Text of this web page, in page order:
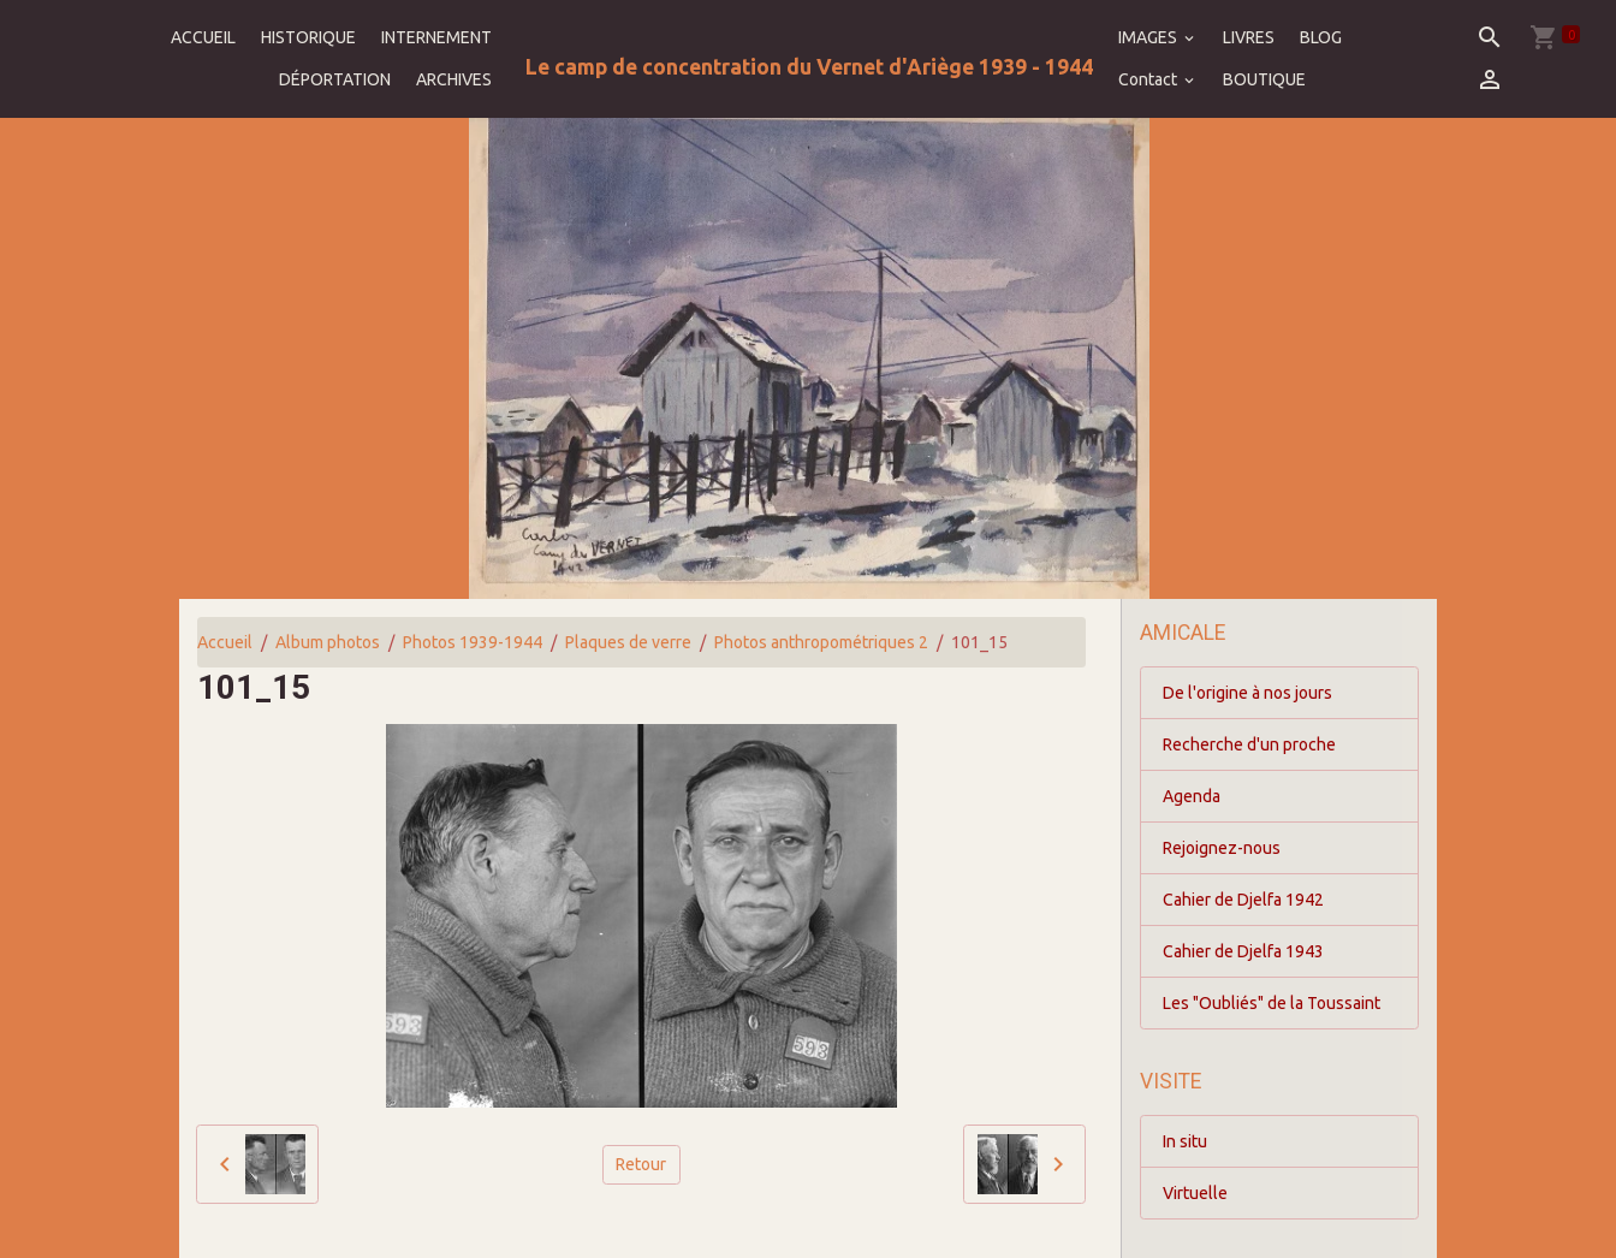
ACCUEIL HISTORIQUE INTERNEMENT
DÉPORTATION ARCHIVES
Le camp de concentration du Vernet d'Ariège 1939 - 1944
IMAGES LIVRES BLOG
Contact BOUTIQUE
0
Accueil Album photos Photos 1939-1944 Plaques de verre Photos anthropométriques 2 101_15
101_15
Retour
AMICALE
De l'origine à nos jours
Recherche d'un proche
Agenda
Rejoignez-nous
Cahier de Djelfa 1942
Cahier de Djelfa 1943
Les "Oubliés" de la Toussaint
VISITE
In situ
Virtuelle